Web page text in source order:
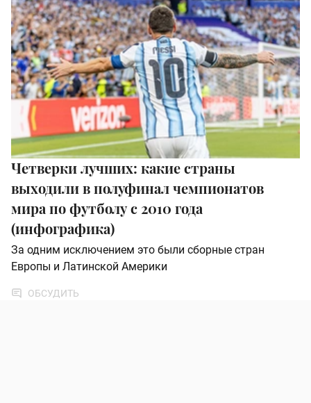
Четверки лучших: какие страны
выходили в полуфинал чемпионатов
мира по футболу с 2010 года
(инфографика)
За одним исключением это были сборные стран
Европы и Латинской Америки
ОБСУДИТЬ